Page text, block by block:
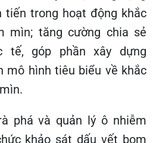
tiến trong hoạt động khắc
mìn; tăng cường chia sẻ
tế, góp phần xây dựng
mô hình tiêu biểu về khắc
phá và quản lý ô nhiễm
khảo sát dấu vết bom